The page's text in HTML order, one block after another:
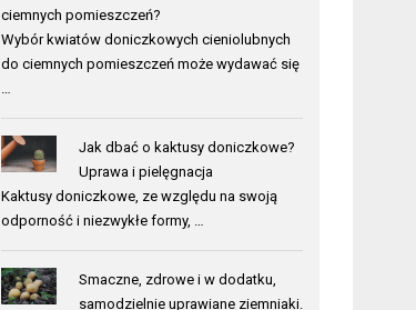
ciemnych pomieszczeń?
Wybór kwiatów doniczkowych cieniolubnych
do ciemnych pomieszczeń może wydawać się
Jak dbać o kaktusy doniczkowe?
Uprawa i pielęgnacja
Kaktusy doniczkowe, ze względu na swoją
odporność i niezwykłe formy, …
Smaczne, zdrowe i w dodatku,
samodzielnie uprawiane ziemniaki.